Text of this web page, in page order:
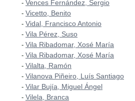
- Vences Fernández, Sergio
- Vicetto, Benito
- Vidal, Francisco Antonio
- Vila Pérez, Suso
- Vila Ribadomar, Xosé María
- Vila Ribadomar, Xosé María
- Vilalta, Ramón
- Vilanova Piñeiro, Luís Santiago
- Vilar Bujía, Miguel Ángel
- Vilela, Branca